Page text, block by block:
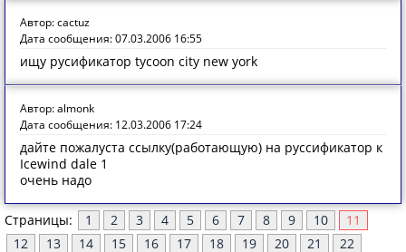
Автор: cactuz
Дата сообщения: 07.03.2006 16:55
ищу русификатор tycoon city new york
Автор: almonk
Дата сообщения: 12.03.2006 17:24
дайте пожалуста ссылку(работающую) на руссификатор к
Icewind dale 1
очень надо
Страницы: 1 2 3 4 5 6 7 8 9 10
11
12
13 14 15 16 17 18 19 20 21 22